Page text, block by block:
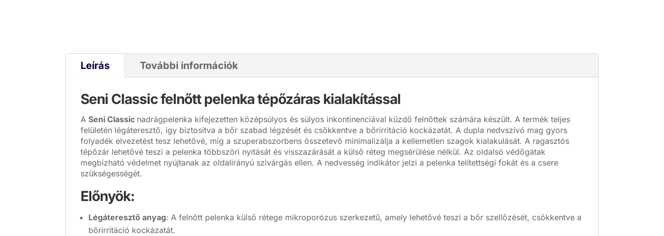
Leírás További információk
Seni Classic felnőtt pelenka tépőzáras kialakítással
A Seni Classic nadrágpelenka kifejezetten középsúlyos és súlyos inkontinenciával küzdő felnőttek számára készült. A termék teljes
felületén légáteresztő, így biztosítva a bőr szabad légzését és csökkentve a bőrirritáció kockázatát. A dupla nedvszívó mag gyors
folyadék elvezetést tesz lehetővé, míg a szuperabszorbens összetevő minimalizálja a kellemetlen szagok kialakulását. A ragasztós
tépőzár lehetővé teszi a pelenka többszöri nyitását és visszazárását a külső réteg megsérülése nélkül. Az oldalsó védőgátak
megbízható védelmet nyújtanak az oldalirányú szivárgás ellen. A nedvesség indikátor jelzi a pelenka telítettségi fokát és a csere
szükségességét.
Előnyök:
Légáteresztő anyag: A felnőtt pelenka külső rétege mikroporózus szerkezetű, amely lehetővé teszi a bőr szellőzését, csökkentve a
bőrirritáció kockázatát.